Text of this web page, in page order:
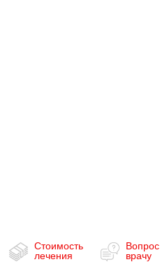
Стоимость
лечения
Вопрос
врачу